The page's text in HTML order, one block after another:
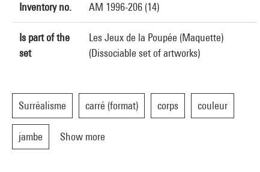
Inventory no. AM 1996-206 (14)
Is part of the
set
Les Jeux de la Poupée (Maquette)
(Dissociable set of artworks)
Surréalisme carré (format) corps couleur
jambe Show more